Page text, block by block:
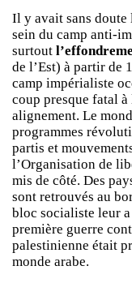
Il y avait sans
sein du camp anti-
surtout
de l’Est) à partir de
camp impérialiste
coup presque fatal à
alignement. Le
programmes
partis et
l’Organisation de
mis de côté. Des
sont retrouvés au
bloc socialiste leur
première guerre
palestinienne était
monde arabe.